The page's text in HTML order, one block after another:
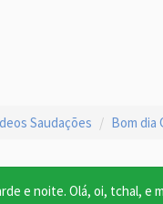
Saudações Bom dia
e noite. Olá, oi, tchal, e